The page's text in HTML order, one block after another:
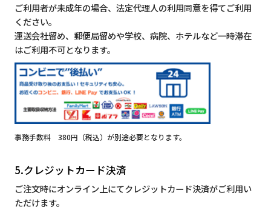
ご利用者が未成年の場合、法定代理人の利用同意を得てご利用
ください。
運送会社留め、郵便局留めや学校、病院、ホテルなど一時滞在
はご利用不可となります。
事務手数料 380円（税込）が別途必要となります。
5.クレジットカード決済
ご注文時にオンライン上にてクレジットカード決済がご利用い
ただけます。